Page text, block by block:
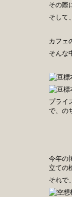
その際
そして
カフェ
そんな
プライ
で、の
今年の
立ての
それで